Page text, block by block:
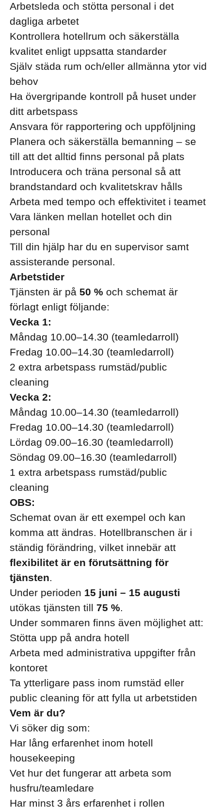
Arbetsleda och stötta personal i det
dagliga arbetet
Kontrollera hotellrum och säkerställa
kvalitet enligt uppsatta standarder
Själv städa rum och/eller allmänna ytor vid
behov
Ha övergripande kontroll på huset under
ditt arbetspass
Ansvara för rapportering och uppföljning
Planera och säkerställa bemanning – se
till att det alltid finns personal på plats
Introducera och träna personal så att
brandstandard och kvalitetskrav hålls
Arbeta med tempo och effektivitet i teamet
Vara länken mellan hotellet och din
personal
Till din hjälp har du en supervisor samt
assisterande personal.
Arbetstider
Tjänsten är på 50 % och schemat är
förlagt enligt följande:
Vecka 1:
Måndag 10.00–14.30 (teamledarroll)
Fredag 10.00–14.30 (teamledarroll)
2 extra arbetspass rumstäd/public
cleaning
Vecka 2:
Måndag 10.00–14.30 (teamledarroll)
Fredag 10.00–14.30 (teamledarroll)
Lördag 09.00–16.30 (teamledarroll)
Söndag 09.00–16.30 (teamledarroll)
1 extra arbetspass rumstäd/public
cleaning
OBS:
Schemat ovan är ett exempel och kan
komma att ändras. Hotellbranschen är i
ständig förändring, vilket innebär att
flexibilitet är en förutsättning för
tjänsten.
Under perioden 15 juni – 15 augusti
utökas tjänsten till 75 %.
Under sommaren finns även möjlighet att:
Stötta upp på andra hotell
Arbeta med administrativa uppgifter från
kontoret
Ta ytterligare pass inom rumstäd eller
public cleaning för att fylla ut arbetstiden
Vem är du?
Vi söker dig som:
Har lång erfarenhet inom hotell
housekeeping
Vet hur det fungerar att arbeta som
husfru/teamledare
Har minst 3 års erfarenhet i rollen